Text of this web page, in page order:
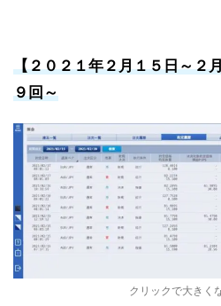
【２０２１年２月１５日～２
９回～
クリックで大きく